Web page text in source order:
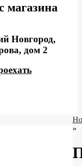
магазина
Новгород,
дом 2
»